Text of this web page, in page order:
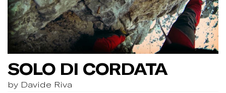
SOLO DI CORDATA
by Davide Riva